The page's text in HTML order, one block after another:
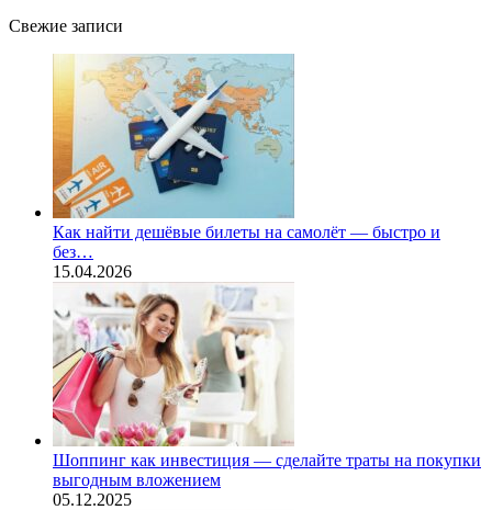
Свежие записи
Как найти дешёвые билеты на самолёт — быстро и
без…
15.04.2026
Шоппинг как инвестиция — сделайте траты на покупки
выгодным вложением
05.12.2025